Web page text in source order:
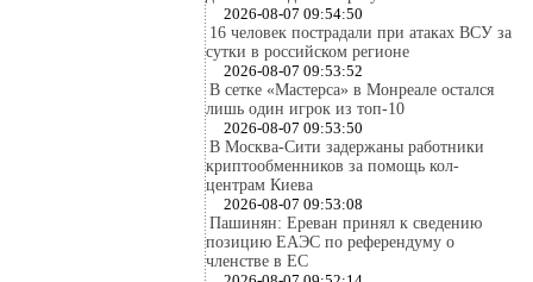
2026-08-07 09:54:50
16 человек пострадали при атаках ВСУ за
сутки в российском регионе
2026-08-07 09:53:52
В сетке «Мастерса» в Монреале остался
лишь один игрок из топ-10
2026-08-07 09:53:50
В Москва-Сити задержаны работники
криптообменников за помощь кол-
центрам Киева
2026-08-07 09:53:08
Пашинян: Ереван принял к сведению
позицию ЕАЭС по референдуму о
членстве в ЕС